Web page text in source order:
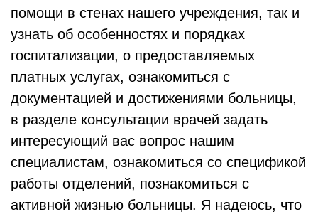
помощи в стенах нашего учреждения, так и
узнать об особенностях и порядках
госпитализации, о предоставляемых
платных услугах, ознакомиться с
документацией и достижениями больницы,
в разделе консультации врачей задать
интересующий вас вопрос нашим
специалистам, ознакомиться со спецификой
работы отделений, познакомиться с
активной жизнью больницы. Я надеюсь, что